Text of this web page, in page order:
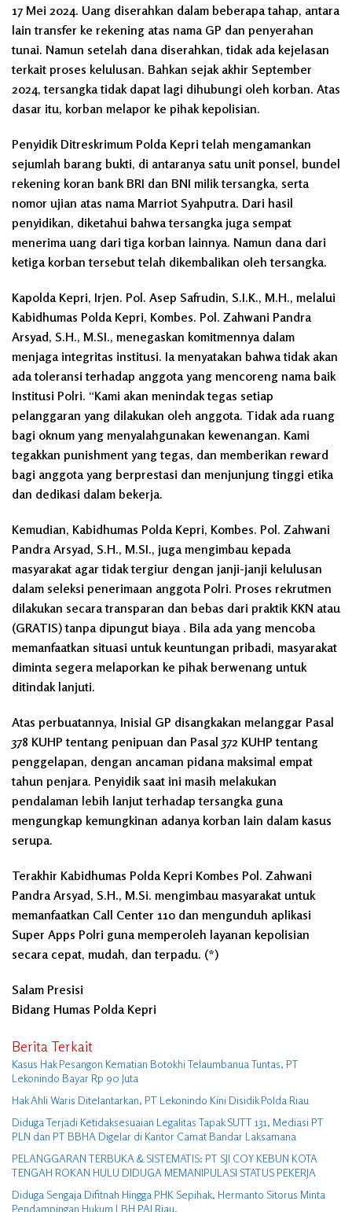
17 Mei 2024. Uang diserahkan dalam beberapa tahap, antara
lain transfer ke rekening atas nama GP dan penyerahan
tunai. Namun setelah dana diserahkan, tidak ada kejelasan
terkait proses kelulusan. Bahkan sejak akhir September
2024, tersangka tidak dapat lagi dihubungi oleh korban. Atas
dasar itu, korban melapor ke pihak kepolisian.
Penyidik Ditreskrimum Polda Kepri telah mengamankan
sejumlah barang bukti, di antaranya satu unit ponsel, bundel
rekening koran bank BRI dan BNI milik tersangka, serta
nomor ujian atas nama Marriot Syahputra. Dari hasil
penyidikan, diketahui bahwa tersangka juga sempat
menerima uang dari tiga korban lainnya. Namun dana dari
ketiga korban tersebut telah dikembalikan oleh tersangka.
Kapolda Kepri, Irjen. Pol. Asep Safrudin, S.I.K., M.H., melalui
Kabidhumas Polda Kepri, Kombes. Pol. Zahwani Pandra
Arsyad, S.H., M.SI., menegaskan komitmennya dalam
menjaga integritas institusi. Ia menyatakan bahwa tidak akan
ada toleransi terhadap anggota yang mencoreng nama baik
Institusi Polri. “Kami akan menindak tegas setiap
pelanggaran yang dilakukan oleh anggota. Tidak ada ruang
bagi oknum yang menyalahgunakan kewenangan. Kami
tegakkan punishment yang tegas, dan memberikan reward
bagi anggota yang berprestasi dan menjunjung tinggi etika
dan dedikasi dalam bekerja.
Kemudian, Kabidhumas Polda Kepri, Kombes. Pol. Zahwani
Pandra Arsyad, S.H., M.SI., juga mengimbau kepada
masyarakat agar tidak tergiur dengan janji-janji kelulusan
dalam seleksi penerimaan anggota Polri. Proses rekrutmen
dilakukan secara transparan dan bebas dari praktik KKN atau
(GRATIS) tanpa dipungut biaya . Bila ada yang mencoba
memanfaatkan situasi untuk keuntungan pribadi, masyarakat
diminta segera melaporkan ke pihak berwenang untuk
ditindak lanjuti.
Atas perbuatannya, Inisial GP disangkakan melanggar Pasal
378 KUHP tentang penipuan dan Pasal 372 KUHP tentang
penggelapan, dengan ancaman pidana maksimal empat
tahun penjara. Penyidik saat ini masih melakukan
pendalaman lebih lanjut terhadap tersangka guna
mengungkap kemungkinan adanya korban lain dalam kasus
serupa.
Terakhir Kabidhumas Polda Kepri Kombes Pol. Zahwani
Pandra Arsyad, S.H., M.Si. mengimbau masyarakat untuk
memanfaatkan Call Center 110 dan mengunduh aplikasi
Super Apps Polri guna memperoleh layanan kepolisian
secara cepat, mudah, dan terpadu. (*)
Salam Presisi
Bidang Humas Polda Kepri
Berita Terkait
Kasus Hak Pesangon Kematian Botokhi Telaumbanua Tuntas, PT
Lekonindo Bayar Rp 90 Juta
Hak Ahli Waris Ditelantarkan, PT Lekonindo Kini Disidik Polda Riau
Diduga Terjadi Ketidaksesuaian Legalitas Tapak SUTT 131, Mediasi PT
PLN dan PT BBHA Digelar di Kantor Camat Bandar Laksamana
PELANGGARAN TERBUKA & SISTEMATIS: PT SJI COY KEBUN KOTA
TENGAH ROKAN HULU DIDUGA MEMANIPULASI STATUS PEKERJA
Diduga Sengaja Difitnah Hingga PHK Sepihak, Hermanto Sitorus Minta
Pendampingan Hukum LBH PAI Riau.